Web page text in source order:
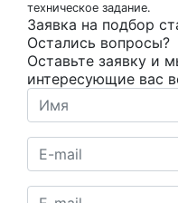
техническое задание.
Заявка на подбор
Остались вопросы?
Оставьте заявку и
интересующие вас